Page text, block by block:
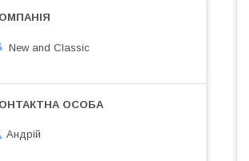
New and Classic
Андрій